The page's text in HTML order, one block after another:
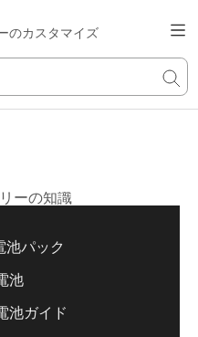
のカスタマイズ
ーの知識
池パック
池
池ガイド